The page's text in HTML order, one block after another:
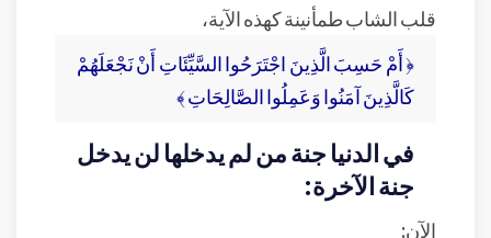
قلب الشاب طمأنينة كهذه الآية،
﴿ أَمْ حَسِبَ الَّذِينَ اجْتَرَحُوا السَّيِّئَاتِ أَنْ نَجْعَلَهُمْ
كَالَّذِينَ آمَنُوا وَعَمِلُوا الصَّالِحَاتِ ﴾
في الدنيا جنة من لم يدخلها لن يدخل
جنة الآخرة:
الآن: